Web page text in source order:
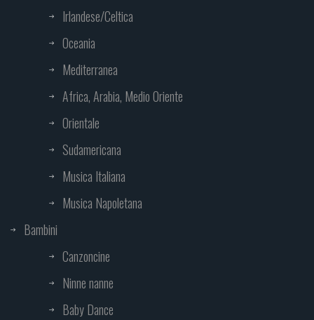
Irlandese/Celtica
Oceania
Mediterranea
Africa, Arabia, Medio Oriente
Orientale
Sudamericana
Musica Italiana
Musica Napoletana
Bambini
Canzoncine
Ninne nanne
Baby Dance